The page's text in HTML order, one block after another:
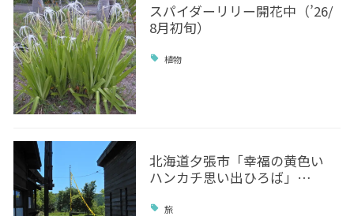
スパイダーリリー開花中（’26/
8月初旬）
植物
北海道夕張市「幸福の黄色い
ハンカチ思い出ひろば」…
旅